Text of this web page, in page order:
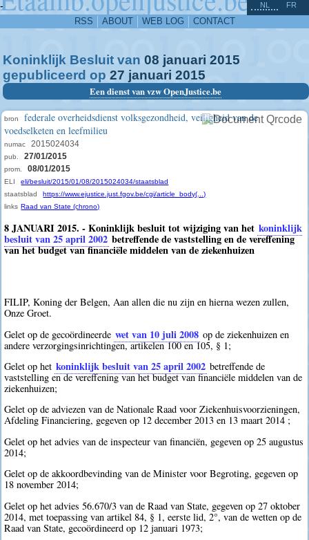
-
RSS ABOUT WEB LOG CONTACT
NL FR
Koninklijk Besluit van 08 januari 2015
gepubliceerd op 27 januari 2015
Een dienst van vzw OpenJustice.be
bron
federale overheidsdienst volksgezondheid, veiligheid van de
voedselketen en leefmilieu
numac 2015024034
pub. 27/01/2015
prom. 08/01/2015
ELI
eli/besluit/2015/01/08/2015024034/staatsblad
staatsblad
https://www.ejustice.just.fgov.be/cgi/article_body(...)
links Raad van State (chrono)
8 JANUARI 2015. - Koninklijk besluit tot wijziging van het koninklijk
besluit van 25 april 2002 betreffende de vaststelling en de vereffening
van het budget van financiële middelen van de ziekenhuizen
FILIP, Koning der Belgen, Aan allen die nu zijn en hierna wezen zullen,
Onze Groet.
Gelet op de gecoördineerde wet van 10 juli 2008 op de ziekenhuizen en
andere verzorgingsinrichtingen, artikelen 100 en 105, § 1;
Gelet op het koninklijk besluit van 25 april 2002 betreffende de
vaststelling en de vereffening van het budget van financiële middelen van de
ziekenhuizen;
Gelet op de adviezen van de Nationale Raad voor Ziekenhuisvoorzieningen,
Afdeling Financiering, gegeven op 12 december 2013 en 13 maart 2014 ;
Gelet op het advies van de inspecteur van financiën, gegeven op 25 augustus
2014;
Gelet op de akkoordbevinding van de Minister voor Begroting, gegeven op
18 november 2014;
Gelet op het advies 56.670/3 van de Raad van State, gegeven op 27 oktober
2014, met toepassing van artikel 84, § 1, eerste lid, 2°, van de wetten op de
Raad van State, gecoördineerd op 12 januari 1973;
^